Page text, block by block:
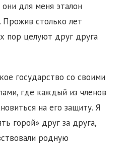
для меня эталон
Прожив столько лет
пор целуют друг друга
государство со своими
где каждый из членов
на его защиту. Я
горой» друг за друга,
родную